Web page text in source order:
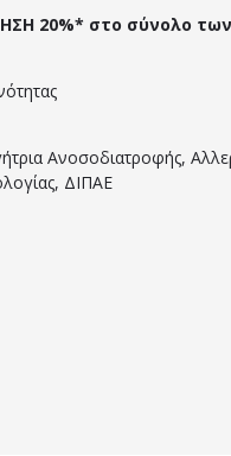
20%* στο σύνολο
Ανοσοδιατροφής,
ΔΙΠΑΕ